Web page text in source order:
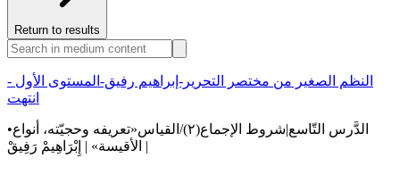
Return to results
النظم الصغير من مختصر التحرير-إبراهيم رفيق-المستوى الأول -
انتهت
•الدَّرس التّاسع|شروط الإجماع(٢)/القياس«تعريفه وحجيّته، أنواع
الأقيسة» | إِبْرَاهِيمْ رَفِيقْ |